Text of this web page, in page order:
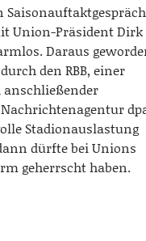
Saisonauftaktgespräch
Union-Präsident Dirk
Daraus
den RBB, einer
Stadionauslastung
dürfte bei Unions
geherrscht haben.